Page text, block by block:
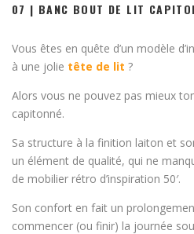
07 | BANC BOUT DE LIT
Vous êtes en quête d’un modèle
à une jolie tête de lit ?
Alors vous ne pouvez pas mieux
capitonné.
Sa structure à la finition laiton et
un élément de qualité, qui ne
de mobilier rétro d’inspiration 50′.
Son confort en fait un
commencer (ou finir) la journée